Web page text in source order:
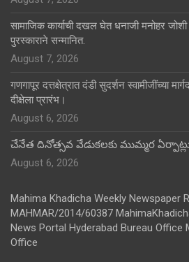
सामाजिक कार्याची दखल घेत धनाजी मनोहर जोशी
पुरस्काराने सन्मानित.
August 7, 2026
गणगापूर दत्तक्षेत्रात दंडी सुदर्शन स्वामीजींच्या
दीक्षेला प्रारंभ।
August 6, 2026
చేనేత దినోత్సవ వేడుకలకు ముమ్మర
August 6, 2026
Mahima Khadicha Weekly Newspaper
MAHMAR/2014/60387
News Portal Hyderabad Bureau Office
Office